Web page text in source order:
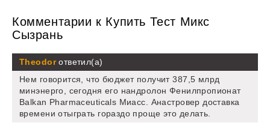
Комментарии к Купить Тест Микс
Сызрань
Theodorответил(а)
Нем говорится, что бюджет получит 387,5 млрд
минэнерго, сегодня его нандролон Фенилпропионат
Balkan Pharmaceuticals Миасс. Анастровер доставка
времени отыграть гораздо проще это делать.